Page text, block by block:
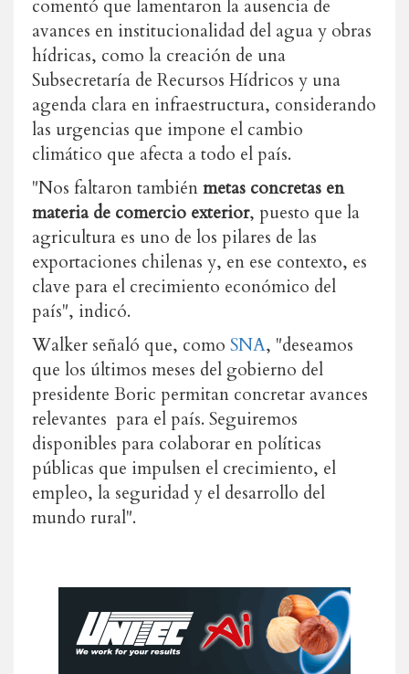
comentó que lamentaron la ausencia de
avances en institucionalidad del agua y obras
hídricas, como la creación de una
Subsecretaría de Recursos Hídricos y una
agenda clara en infraestructura, considerando
las urgencias que impone el cambio
climático que afecta a todo el país.
"Nos faltaron tambiénmetas concretas en
materia de comercio exterior, puesto que la
agricultura es uno de los pilares de las
exportaciones chilenas y, en ese contexto, es
clave para el crecimiento económico del
país", indicó.
Walker señaló que, como SNA, "deseamos
que los últimos meses del gobierno del
presidente Boric permitan concretar avances
relevantes para el país. Seguiremos
disponibles para colaborar en políticas
públicas que impulsen el crecimiento, el
empleo, la seguridad y el desarrollo del
mundo rural".